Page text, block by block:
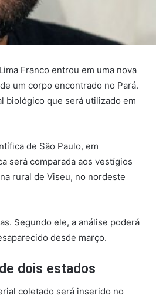
Franco entrou em uma nova
um corpo encontrado no Pará.
biológico que será utilizado em
de São Paulo, em
será comparada aos vestígios
rural de Viseu, no nordeste
Segundo ele, a análise poderá
desde março.
dois estados
coletado será inserido no